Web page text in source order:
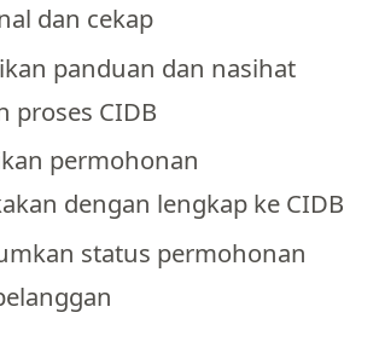
dan cekap
panduan dan nasihat
proses CIDB
permohonan
dengan lengkap ke CIDB
status permohonan